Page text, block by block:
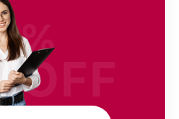
%
OFF